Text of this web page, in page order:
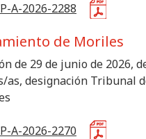
A-2026-2288
de Moriles
de 29 de junio de 2026,
as, designación Tribunal
A-2026-2270